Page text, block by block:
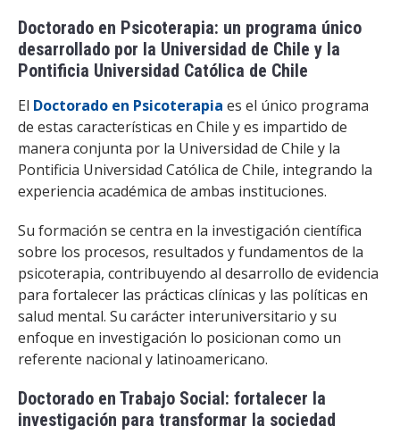
Doctorado en Psicoterapia: un programa único
desarrollado por la Universidad de Chile y la
Pontificia Universidad Católica de Chile
El Doctorado en Psicoterapia es el único programa
de estas características en Chile y es impartido de
manera conjunta por la Universidad de Chile y la
Pontificia Universidad Católica de Chile, integrando la
experiencia académica de ambas instituciones.
Su formación se centra en la investigación científica
sobre los procesos, resultados y fundamentos de la
psicoterapia, contribuyendo al desarrollo de evidencia
para fortalecer las prácticas clínicas y las políticas en
salud mental. Su carácter interuniversitario y su
enfoque en investigación lo posicionan como un
referente nacional y latinoamericano.
Doctorado en Trabajo Social: fortalecer la
investigación para transformar la sociedad